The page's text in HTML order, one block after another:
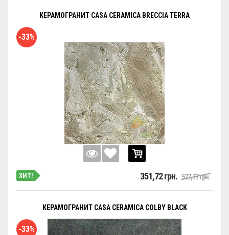
КЕРАМОГРАНИТ CASA CERAMICA BRECCIA TERRA
-33%
ХИТ! 351,72 грн. 527,77 грн.
КЕРАМОГРАНИТ CASA CERAMICA COLBY BLACK
-33%